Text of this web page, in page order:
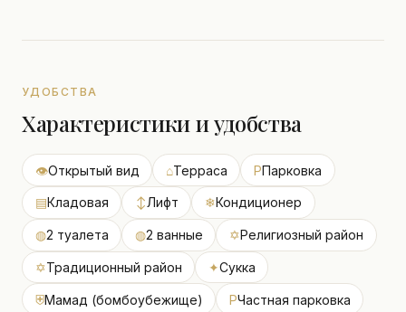
УДОБСТВА
Характеристики и удобства
👁Открытый вид ⌂Терраса PПарковка
▤Кладовая ↕Лифт ❄Кондиционер
◍2 туалета ◍2 ванные ✡Религиозный район
✡Традиционный район ✦Сукка
⛨Мамад (бомбоубежище) PЧастная парковка